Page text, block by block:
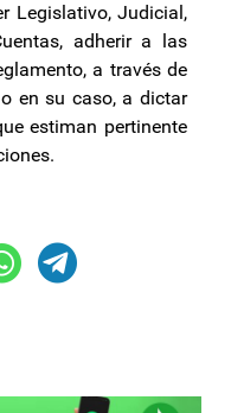
Legislativo, Judicial,
adherir a las
a través de
en su caso, a dictar
estiman pertinente
de grandes eventos
inflación desaceleró en julio